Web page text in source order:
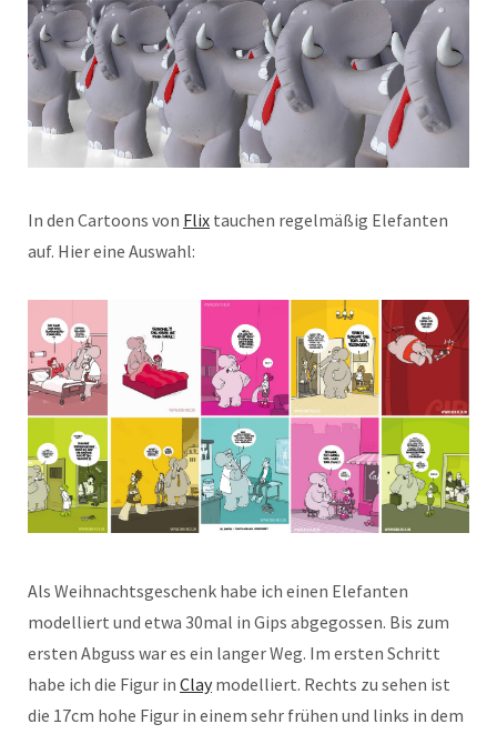
In den Cartoons von Flix tauchen regelmäßig Elefanten
auf. Hier eine Auswahl:
Als Weihnachtsgeschenk habe ich einen Elefanten
modelliert und etwa 30mal in Gips abgegossen. Bis zum
ersten Abguss war es ein langer Weg. Im ersten Schritt
habe ich die Figur in Claymodelliert. Rechts zu sehen ist
die 17cm hohe Figur in einem sehr frühen und links in dem